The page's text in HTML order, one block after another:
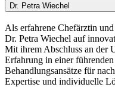
Dr. Petra Wiechel
Als erfahrene Chefärztin
Dr. Petra Wiechel auf
Mit ihrem Abschluss an der
Erfahrung in einer
Behandlungsansätze für
Expertise und individuelle